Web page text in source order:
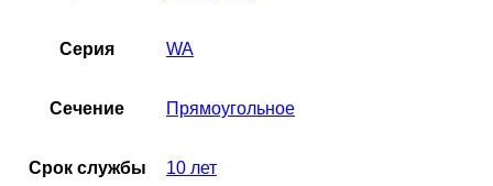
Серия WA
Сечение Прямоугольное
Срок службы 10 лет